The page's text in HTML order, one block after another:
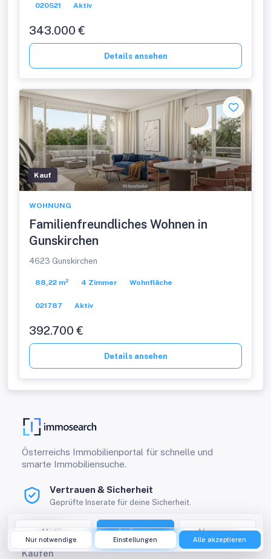
020521 Aktiv
343.000 €
Details ansehen
Kauf
WOHNUNG
Familienfreundliches Wohnen in
Gunskirchen
4623 Gunskirchen
88,22 m² 4 Zimmer Wohnfläche
021787 Aktiv
392.700 €
Details ansehen
Notiz Anfrage Nummer
Österreichs Immobilienportal für schnelle und
smarte Immobiliensuche.
Vertrauen & Sicherheit
Geprüfte Inserate für deine Sicherheit.
Immobilien
Kaufen
Nur notwendige Einstellungen Alle akzeptieren